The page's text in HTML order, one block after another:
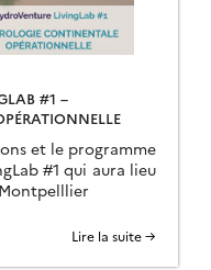
#1 –
et le programme
#1 qui aura lieu
Lire la suite →